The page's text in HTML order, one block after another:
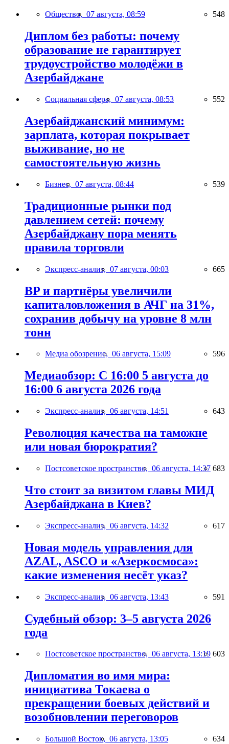
Общество, 07 августа, 08:59 548
Диплом без работы: почему
образование не гарантирует
трудоустройство молодёжи в
Азербайджане
Социальная сфера, 07 августа, 08:53 552
Азербайджанский минимум:
зарплата, которая покрывает
выживание, но не
самостоятельную жизнь
Бизнес, 07 августа, 08:44 539
Традиционные рынки под
давлением сетей: почему
Азербайджану пора менять
правила торговли
Экспресс-анализ, 07 августа, 00:03 665
BP и партнёры увеличили
капиталовложения в АЧГ на 31%,
сохранив добычу на уровне 8 млн
тонн
Медиа обозрение, 06 августа, 15:09 596
Медиаобзор: С 16:00 5 августа до
16:00 6 августа 2026 года
Экспресс-анализ, 06 августа, 14:51 643
Революция качества на таможне
или новая бюрократия?
Постсоветское пространство, 06 августа, 14:37 683
Что стоит за визитом главы МИД
Азербайджана в Киев?
Экспресс-анализ, 06 августа, 14:32 617
Новая модель управления для
AZAL, ASCO и «Азеркосмоса»:
какие изменения несёт указ?
Экспресс-анализ, 06 августа, 13:43 591
Судебный обзор: 3–5 августа 2026
года
Постсоветское пространство, 06 августа, 13:19 603
Дипломатия во имя мира:
инициатива Токаева о
прекращении боевых действий и
возобновлении переговоров
Большой Восток, 06 августа, 13:05 634